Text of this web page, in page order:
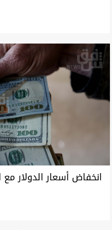
انخفاض أسعار الدولار